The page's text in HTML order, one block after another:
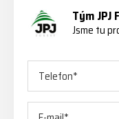
Tým JPJ
Jsme tu